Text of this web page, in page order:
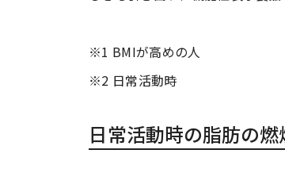
※1 BMIが高めの人
※2 日常活動時
日常活動時の脂肪の